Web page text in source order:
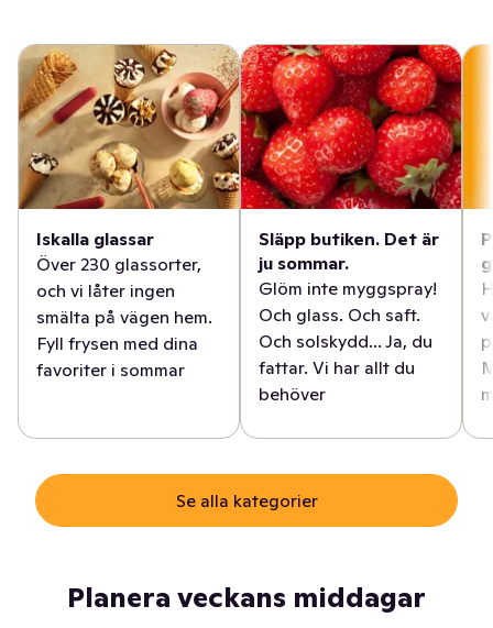
Iskalla glassar
Över 230 glassorter,
och vi låter ingen
smälta på vägen hem.
Fyll frysen med dina
favoriter i sommar
Släpp butiken. Det är
ju sommar.
Glöm inte myggspray!
Och glass. Och saft.
Och solskydd... Ja, du
fattar. Vi har allt du
behöver
Se alla kategorier
Planera veckans middagar